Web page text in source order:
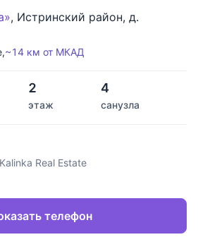
, Истринский район, д.
~14 км от МКАД
2
этаж
4
санузла
Real Estate
телефон